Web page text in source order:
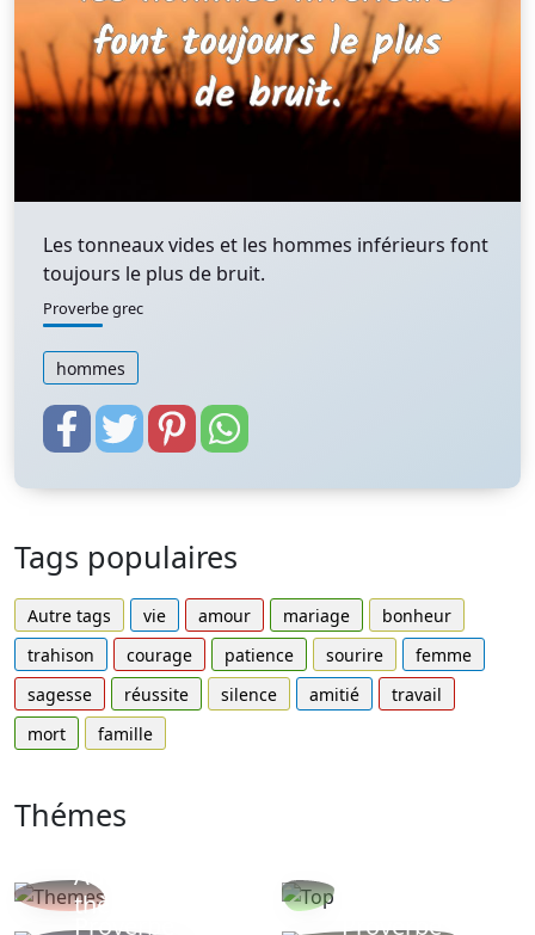
Les tonneaux vides et les hommes inférieurs font
toujours le plus de bruit.
Proverbe grec
hommes
Tags populaires
Autre tags vie amour mariage
bonheur
trahison
courage patience sourire
femme
sagesse
réussite silence amitié
travail
mort
famille
Thémes
Autres
thèmes
Proverbe
Proverbe